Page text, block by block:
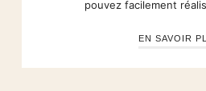
pouvez facilement
EN SAVOIR